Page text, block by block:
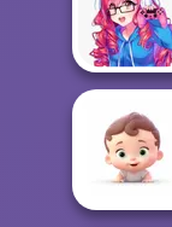
Halloween
Pizzeria